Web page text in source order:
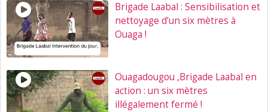
Brigade Laabal : Sensibilisation et
nettoyage d’un six mètres à
Ouaga !
Ouagadougou ,Brigade Laabal en
action : un six mètres
illégalement fermé !